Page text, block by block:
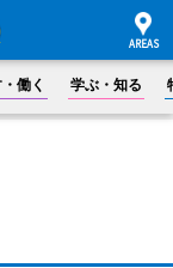
働く 学ぶ・知る